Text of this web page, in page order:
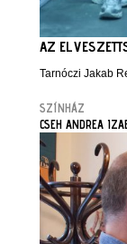
AZ
Tarnóczi Jakab
SZÍNHÁZ
CSEH ANDREA